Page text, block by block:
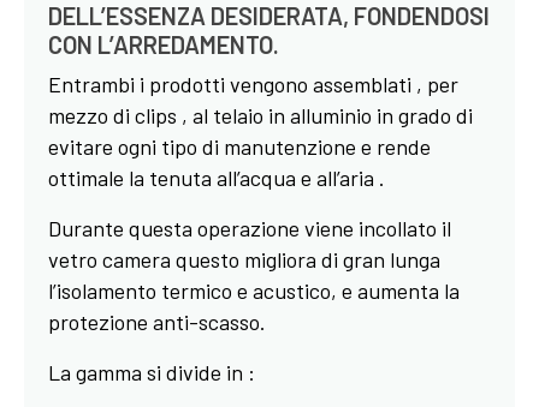
DELL’ESSENZA DESIDERATA, FONDENDOSI
CON L’ARREDAMENTO.
Entrambi i prodotti vengono assemblati , per
mezzo di clips , al telaio in alluminio in grado di
evitare ogni tipo di manutenzione e rende
ottimale la tenuta all’acqua e all’aria .
Durante questa operazione viene incollato il
vetro camera questo migliora di gran lunga
l’isolamento termico e acustico, e aumenta la
protezione anti-scasso.
La gamma si divide in :